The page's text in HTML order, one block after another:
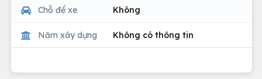
Chỗ để xe Không
Năm xây dựng Không có thông tin